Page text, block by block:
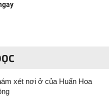
xét nơi ở của Huấn Hoa